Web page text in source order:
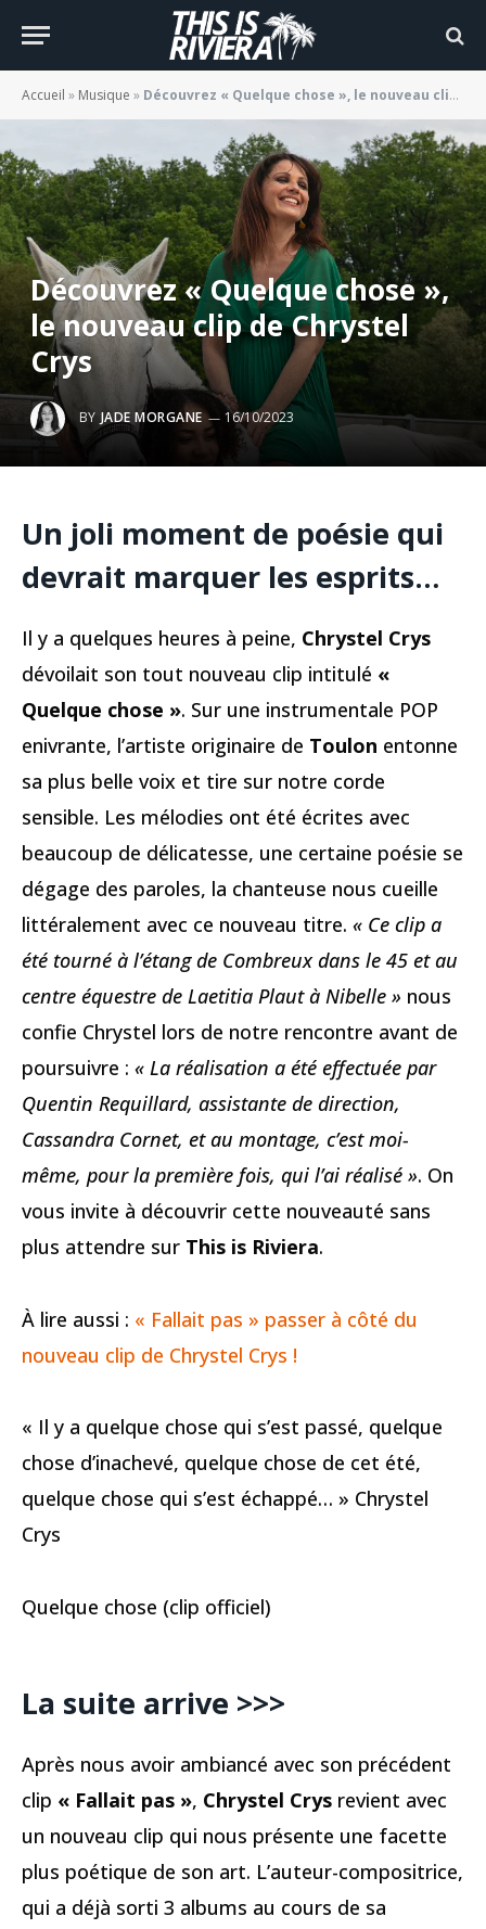
Accueil » Musique » Découvrez « Quelque chose », le nouveau clip de Chrystel Crys
Découvrez « Quelque chose »,
le nouveau clip de Chrystel
Crys
BY JADE MORGANE 16/10/2023
Un joli moment de poésie qui
devrait marquer les esprits…
Il y a quelques heures à peine, Chrystel Crys
dévoilait son tout nouveau clip intitulé «
Quelque chose ». Sur une instrumentale POP
enivrante, l’artiste originaire de Toulon entonne
sa plus belle voix et tire sur notre corde
sensible. Les mélodies ont été écrites avec
beaucoup de délicatesse, une certaine poésie se
dégage des paroles, la chanteuse nous cueille
littéralement avec ce nouveau titre. « Ce clip a
été tourné à l’étang de Combreux dans le 45 et au
centre équestre de Laetitia Plaut à Nibelle » nous
confie Chrystel lors de notre rencontre avant de
poursuivre : « La réalisation a été effectuée par
Quentin Requillard, assistante de direction,
Cassandra Cornet, et au montage, c’est moi-
même, pour la première fois, qui l’ai réalisé ». On
vous invite à découvrir cette nouveauté sans
plus attendre sur This is Riviera.
À lire aussi : « Fallait pas » passer à côté du
nouveau clip de Chrystel Crys !
« Il y a quelque chose qui s’est passé, quelque
chose d’inachevé, quelque chose de cet été,
quelque chose qui s’est échappé… » Chrystel
Crys
Quelque chose (clip officiel)
La suite arrive >>>
Après nous avoir ambiancé avec son précédent
clip « Fallait pas », Chrystel Crys revient avec
un nouveau clip qui nous présente une facette
plus poétique de son art. L’auteur-compositrice,
qui a déjà sorti 3 albums au cours de sa